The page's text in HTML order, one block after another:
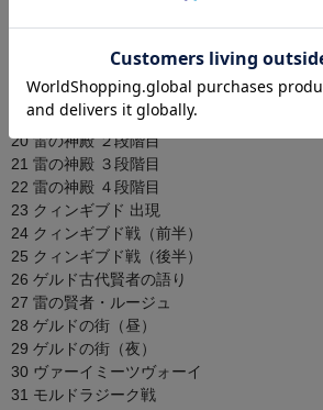
15 ゲルド大ピラミッド 出現
16 クィンギブド 登場
18 戦闘：神殿
19 雷の神殿 １段階目
20 雷の神殿 ２段階目
21 雷の神殿 ３段階目
22 雷の神殿 ４段階目
23 クィンギブド 出現
24 クィンギブド戦（前半）
25 クィンギブド戦（後半）
26 ゲルド古代賢者の語り
27 雷の賢者・ルージュ
28 ゲルドの街（昼）
29 ゲルドの街（夜）
30 ヴァーイミーツヴォーイ
31 モルドラジーク戦